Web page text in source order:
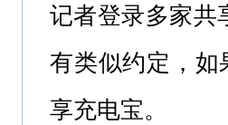
记者登录多家共
有类似约定，如
享充电宝。